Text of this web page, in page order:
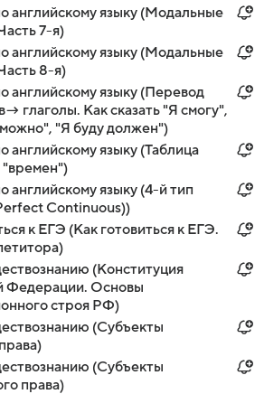
английскому языку (Модальные
7-я)
английскому языку (Модальные
8-я)
английскому языку (Перевод
глаголы. Как сказать "Я смогу",
"Я буду должен")
английскому языку (Таблица
"времен")
английскому языку (4-й тип
Continuous))
к ЕГЭ (Как готовиться к ЕГЭ.
(Конституция
Федерации. Основы
строя РФ)
(Субъекты
(Субъекты
права)